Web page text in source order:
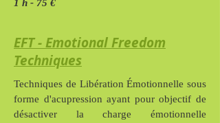
1 h - 75 €
EFT - Emotional Freedom
Techniques
Techniques de Libération Émotionnelle sous
forme d'acupression ayant pour objectif de
désactiver la charge émotionnelle